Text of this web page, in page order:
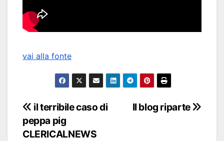
vai alla fonte
Navigazione
articoli
Il blog riparte
il terribile caso di
peppa pig
CLERICALNEWS